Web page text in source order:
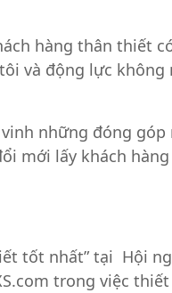
hàng thân thiết
và động lực không
những đóng
mới lấy khách
tốt nhất” tại Hội
trong việc